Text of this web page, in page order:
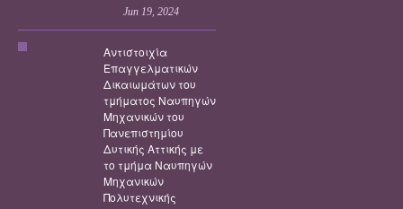
Jun 19, 2024
Αντιστοιχία
Επαγγελματικών
Δικαιωμάτων του
τμήματος Ναυπηγών
Μηχανικών του
Πανεπιστημίου
Δυτικής Αττικής με
το τμήμα Ναυπηγών
Μηχανικών
Πολυτεχνικής